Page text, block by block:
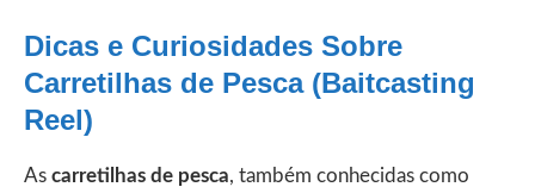
Dicas e Curiosidades Sobre
Carretilhas de Pesca (Baitcasting
Reel)
As carretilhas de pesca, também conhecidas como